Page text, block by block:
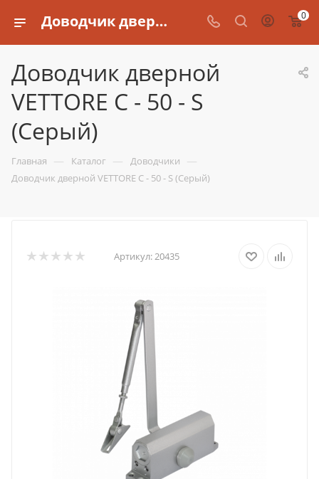
Доводчик дверной VETTORE C - 50 - S (Серый) 0
Доводчик дверной
VETTORE C - 50 - S
(Серый)
Главная — Каталог — Доводчики —
Доводчик дверной VETTORE C - 50 - S (Серый)
Артикул:20435